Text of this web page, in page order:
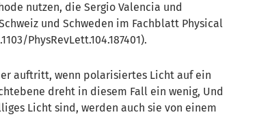
nutzen, die Sergio Valencia und
und Schweden im Fachblatt Physical
PhysRevLett.104.187401).
auftritt, wenn polarisiertes Licht auf ein
dreht in diesem Fall ein wenig, Und
Licht sind, werden auch sie von einem